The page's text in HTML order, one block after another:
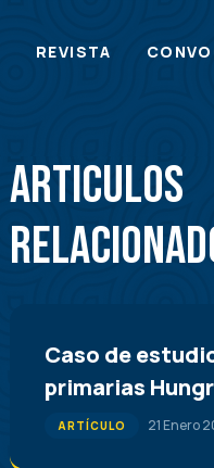
REVISTA
Articulos
Caso de
primarias
ARTÍCULO 21 Enero